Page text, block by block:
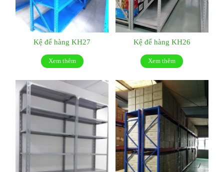
Kệ để hàng KH27
Xem thêm
Kệ để hàng KH26
Xem thêm